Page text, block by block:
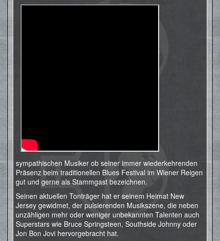
sympathischen Musiker ob seiner immer wiederkehrenden
Präsenz beim traditionellen Blues Festival im Wiener Reigen
gut und gerne als Stammgast bezeichnen.
Seinen aktuellen Tonträger hat er seinem Heimat New
Jersey gewidmet, der pulsierenden Musikszene, die neben
unzähligen mehr oder weniger unbekannten Talenten auch
Superstars wie Bruce Springsteen, Southside Johnny oder
Jon Bon Jovi hervorgebracht hat.